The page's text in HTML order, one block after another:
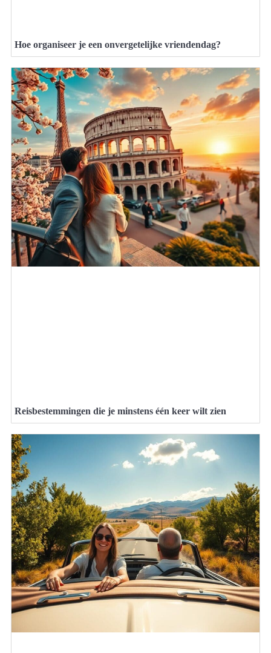
Hoe organiseer je een onvergetelijke vriendendag?
Reisbestemmingen die je minstens één keer wilt zien